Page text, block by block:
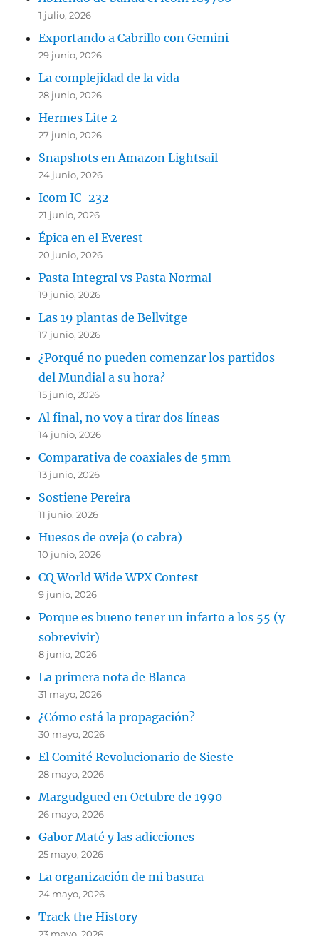
1 julio, 2026
Exportando a Cabrillo con Gemini
29 junio, 2026
La complejidad de la vida
28 junio, 2026
Hermes Lite 2
27 junio, 2026
Snapshots en Amazon Lightsail
24 junio, 2026
Icom IC-232
21 junio, 2026
Épica en el Everest
20 junio, 2026
Pasta Integral vs Pasta Normal
19 junio, 2026
Las 19 plantas de Bellvitge
17 junio, 2026
¿Porqué no pueden comenzar los partidos
del Mundial a su hora?
15 junio, 2026
Al final, no voy a tirar dos líneas
14 junio, 2026
Comparativa de coaxiales de 5mm
13 junio, 2026
Sostiene Pereira
11 junio, 2026
Huesos de oveja (o cabra)
10 junio, 2026
CQ World Wide WPX Contest
9 junio, 2026
Porque es bueno tener un infarto a los 55 (y
sobrevivir)
8 junio, 2026
La primera nota de Blanca
31 mayo, 2026
¿Cómo está la propagación?
30 mayo, 2026
El Comité Revolucionario de Sieste
28 mayo, 2026
Margudgued en Octubre de 1990
26 mayo, 2026
Gabor Maté y las adicciones
25 mayo, 2026
La organización de mi basura
24 mayo, 2026
Track the History